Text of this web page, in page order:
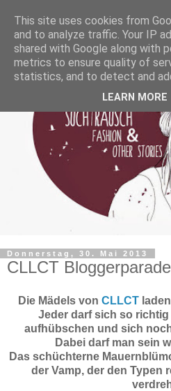
Donnerstag, 30. Mai 2013
CLLCT
Die Mädels von CLLCTladen
Jeder darf sich so
aufhübschen und sich
Dabei darf man sein
Das schüchterne
der Vamp, der den Typen
This site uses cookies from
and to analyze traffic. Your IP
shared with Google along with
metrics to ensure quality of
statistics, and to detect and
LEARN MORE